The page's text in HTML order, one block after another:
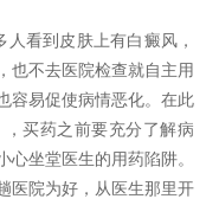
看到皮肤上有白癜风，
也不去医院检查就自主用
容易促使病情恶化。在此
买药之前要充分了解病
坐堂医生的用药陷阱。
医院为好，从医生那里开